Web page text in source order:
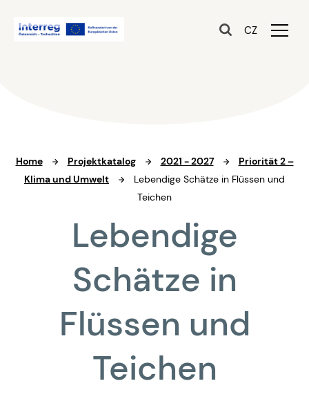
CZ
Home Projektkatalog 2021 - 2027
Priorität 2 –
Klima und Umwelt
Lebendige Schätze in Flüssen und
Teichen
Lebendige
Schätze in
Flüssen und
Teichen